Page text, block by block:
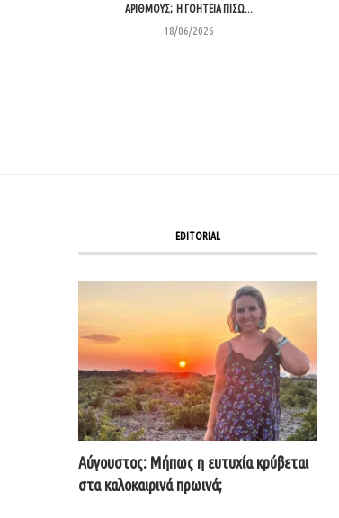
ΑΡΙΘΜΟΎΣ; Η ΓΟΗΤΕΊΑ ΠΊΣΩ...
18/06/2026
EDITORIAL
Αύγουστος: Μήπως η ευτυχία κρύβεται
στα καλοκαιρινά πρωινά;